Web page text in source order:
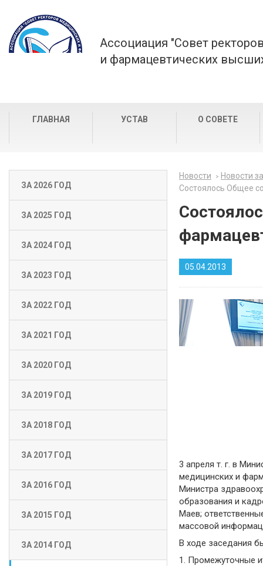
Ассоциация "Совет
и фармацевтических
ГЛАВНАЯ УСТАВ О СОВЕТЕ
ЗА 2026 ГОД
ЗА 2025 ГОД
ЗА 2024 ГОД
ЗА 2023 ГОД
ЗА 2022 ГОД
ЗА 2021 ГОД
ЗА 2020 ГОД
ЗА 2019 ГОД
ЗА 2018 ГОД
ЗА 2017 ГОД
ЗА 2016 ГОД
ЗА 2015 ГОД
ЗА 2014 ГОД
Новости
Новости
Состоялось Общее
05.04.2013
3 апреля т. г. в
медицинских и
Министра
образования и
Маев;
массовой
В ходе заседания
1. Промежуточные